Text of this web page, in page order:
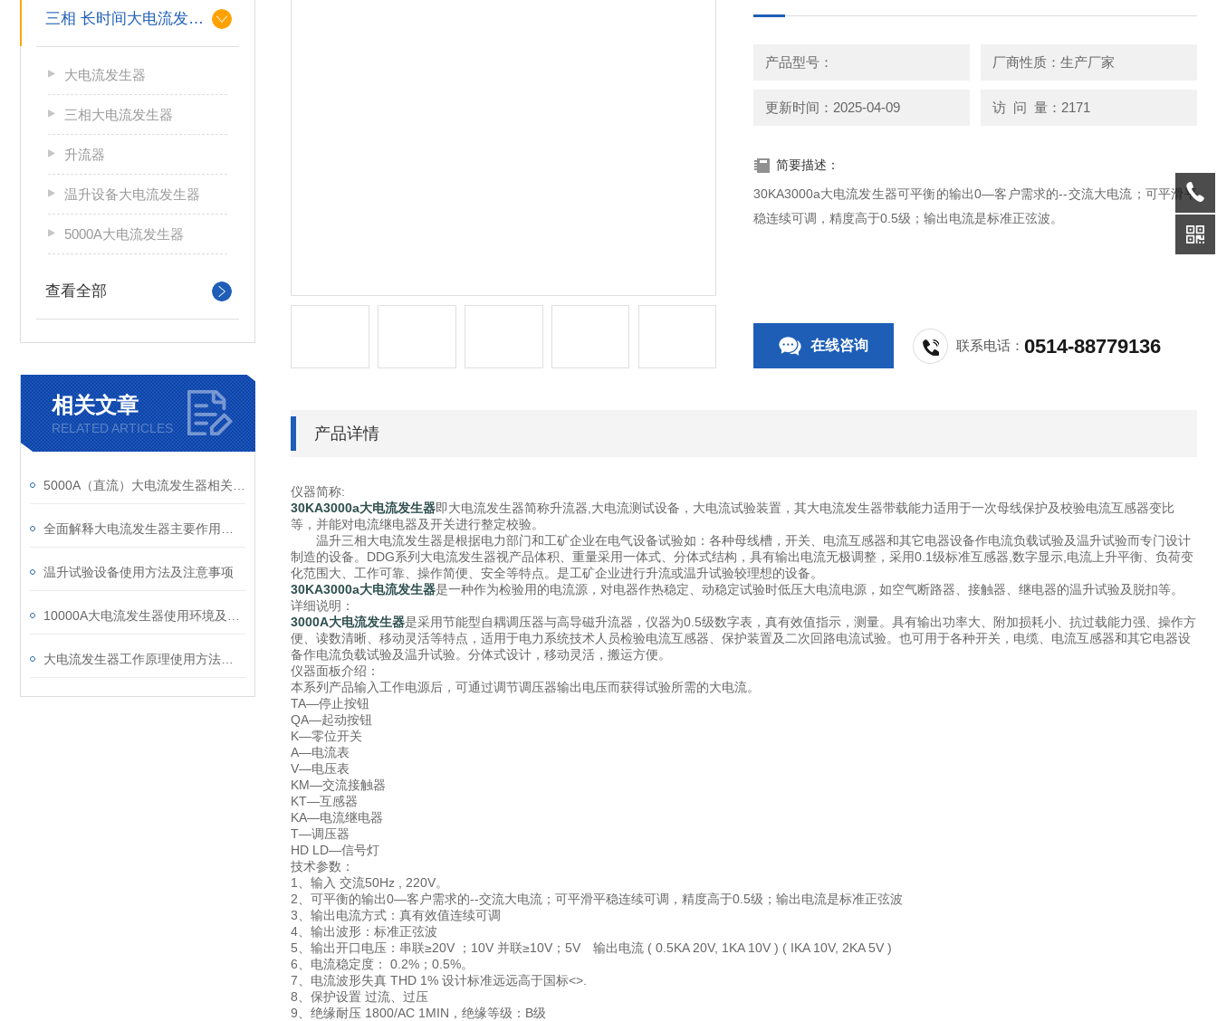
三相 长时间大电流发生器
大电流发生器
三相大电流发生器
升流器
温升设备大电流发生器
5000A大电流发生器
查看全部
相关文章
RELATED ARTICLES
温升试验设备使用方法及注意事项
产品型号： 厂商性质：生产厂家
更新时间：2025-04-09 访 问 量：2171
简要描述：
30KA3000a大电流发生器可平衡的输出0—客户需求的--交流大电流；可平滑平
稳连续可调，精度高于0.5级；输出电流是标准正弦波。
在线咨询 联系电话：0514-88779136
产品详情
仪器简称:
30KA3000a大电流发生器即大电流发生器简称升流器,大电流测试设备，大电流试验装置，其大电流发生器带载能力适用于一次母线保护及校验电流互感器变比
等，并能对电流继电器及开关进行整定校验。
温升三相大电流发生器是根据电力部门和工矿企业在电气设备试验如：各种母线槽，开关、电流互感器和其它电器设备作电流负载试验及温升试验而专门设计
制造的设备。DDG系列大电流发生器视产品体积、重量采用一体式、分体式结构，具有输出电流无极调整，采用0.1级标准互感器,数字显示,电流上升平衡、负荷变
化范围大、工作可靠、操作简便、安全等特点。是工矿企业进行升流或温升试验较理想的设备。
30KA3000a大电流发生器是一种作为检验用的电流源，对电器作热稳定、动稳定试验时低压大电流电源，如空气断路器、接触器、继电器的温升试验及脱扣等。
详细说明：
3000A大电流发生器是采用节能型自耦调压器与高导磁升流器，仪器为0.5级数字表，真有效值指示，测量。具有输出功率大、附加损耗小、抗过载能力强、操作方
便、读数清晰、移动灵活等特点，适用于电力系统技术人员检验电流互感器、保护装置及二次回路电流试验。也可用于各种开关，电缆、电流互感器和其它电器设
备作电流负载试验及温升试验。分体式设计，移动灵活，搬运方便。
仪器面板介绍：
本系列产品输入工作电源后，可通过调节调压器输出电压而获得试验所需的大电流。
TA—停止按钮
QA—起动按钮
K—零位开关
A—电流表
V—电压表
KM—交流接触器
KT—互感器
KA—电流继电器
T—调压器
HD LD—信号灯
技术参数：
1、输入 交流50Hz , 220V。
2、可平衡的输出0—客户需求的--交流大电流；可平滑平稳连续可调，精度高于0.5级；输出电流是标准正弦波
3、输出电流方式：真有效值连续可调
4、输出波形：标准正弦波
5、输出开口电压：串联≥20V ；10V 并联≥10V；5V 输出电流 ( 0.5KA 20V, 1KA 10V ) ( IKA 10V, 2KA 5V )
6、电流稳定度： 0.2%；0.5%。
7、电流波形失真 THD 1% 设计标准远远高于国标<>.
8、保护设置 过流、过压
9、绝缘耐压 1800/AC 1MIN，绝缘等级：B级